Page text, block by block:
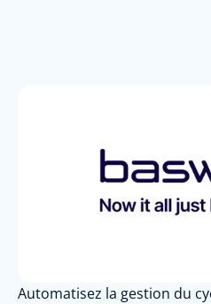
Automatisez la gestion du